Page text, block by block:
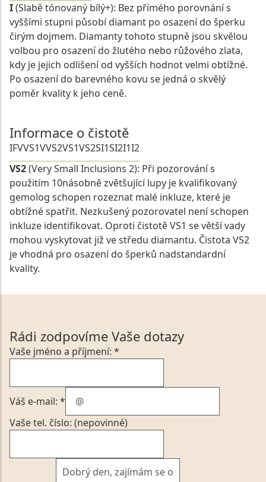
I(Slabě tónovaný bílý+): Bez přímého porovnání s
vyššími stupni působí diamant po osazení do šperku
čirým dojmem. Diamanty tohoto stupně jsou skvělou
volbou pro osazení do žlutého nebo růžového zlata,
kdy je jejich odlišení od vyšších hodnot velmi obtížné.
Po osazení do barevného kovu se jedná o skvělý
poměr kvality k jeho ceně.
Informace o čistotě
IFVVS1VVS2VS1VS2SI1SI2I1I2
VS2(Very Small Inclusions 2): Při pozorování s
použitím 10násobně zvětšující lupy je kvalifikovaný
gemolog schopen rozeznat malé inkluze, které je
obtížné spatřit. Nezkušený pozorovatel není schopen
inkluze identifikovat. Oproti čistotě VS1 se větší vady
mohou vyskytovat již ve středu diamantu. Čistota VS2
je vhodná pro osazení do šperků nadstandardní
kvality.
Rádi zodpovíme Vaše dotazy
Vaše jméno a příjmení: *
Váš e-mail: *
Vaše tel. číslo: (nepovinné)